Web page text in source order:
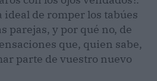
ideal de romper los tabúes
parejas, y por qué no, de
que, quien sabe,
parte de vuestro nuevo